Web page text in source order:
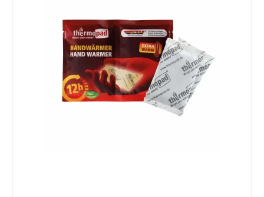
tillverkaren kompenseras Thermopad-produkternas CO2-
avtryck helt och hållet.
S = Storlek 36-37
M = Storlek 38-39